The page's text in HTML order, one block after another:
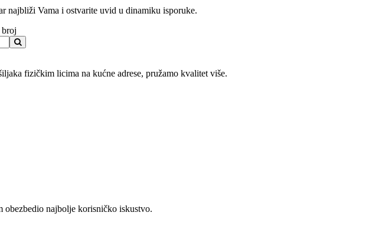
najbliži Vama i ostvarite uvid u dinamiku isporuke.
broj
fizičkim licima na kućne adrese, pružamo kvalitet više.
najbolje korisničko iskustvo.